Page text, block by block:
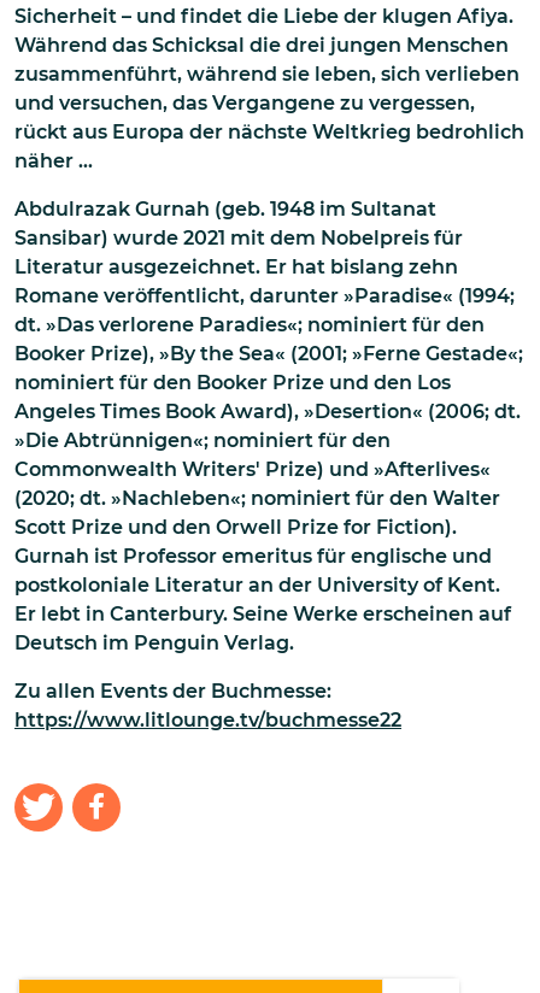
Sicherheit – und findet die Liebe der klugen Afiya.
Während das Schicksal die drei jungen Menschen
zusammenführt, während sie leben, sich verlieben
und versuchen, das Vergangene zu vergessen,
rückt aus Europa der nächste Weltkrieg bedrohlich
näher …
Abdulrazak Gurnah (geb. 1948 im Sultanat
Sansibar) wurde 2021 mit dem Nobelpreis für
Literatur ausgezeichnet. Er hat bislang zehn
Romane veröffentlicht, darunter »Paradise« (1994;
dt. »Das verlorene Paradies«; nominiert für den
Booker Prize), »By the Sea« (2001; »Ferne Gestade«;
nominiert für den Booker Prize und den Los
Angeles Times Book Award), »Desertion« (2006; dt.
»Die Abtrünnigen«; nominiert für den
Commonwealth Writers' Prize) und »Afterlives«
(2020; dt. »Nachleben«; nominiert für den Walter
Scott Prize und den Orwell Prize for Fiction).
Gurnah ist Professor emeritus für englische und
postkoloniale Literatur an der University of Kent.
Er lebt in Canterbury. Seine Werke erscheinen auf
Deutsch im Penguin Verlag.
Zu allen Events der Buchmesse:
https://www.litlounge.tv/buchmesse22